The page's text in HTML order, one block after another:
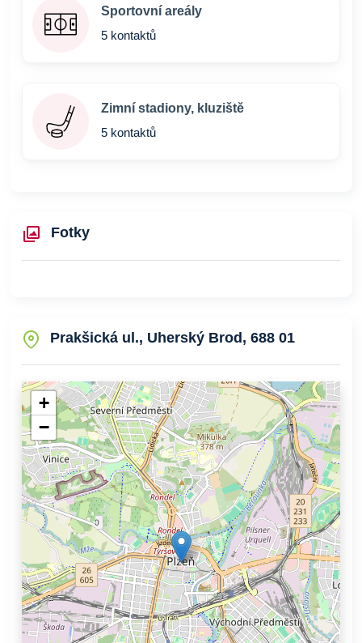
Sportovní areály
5 kontaktů
Zimní stadiony, kluziště
5 kontaktů
Fotky
Prakšická ul., Uherský Brod, 688 01
+
−